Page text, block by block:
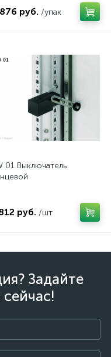
руб. /упак
01 Выключатель
руб. /шт
Задайте